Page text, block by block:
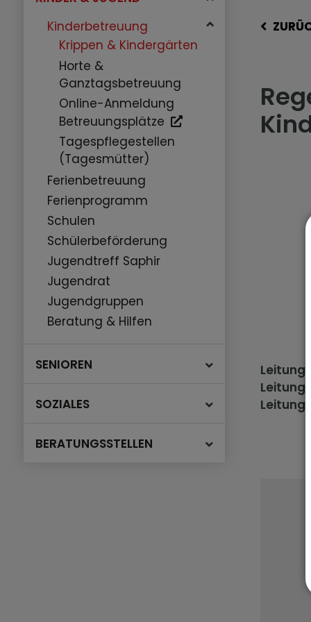
Kinderbetreuung
Krippen & Kindergärten
Horte &
Ganztagsbetreuung
Online-Anmeldung
Betreuungsplätze
Tagespflegestellen
(Tagesmütter)
Ferienbetreuung
Ferienprogramm
Schulen
Schülerbeförderung
Jugendtreff Saphir
Jugendrat
Jugendgruppen
Beratung & Hilfen
SENIOREN
SOZIALES
BERATUNGSSTELLEN
Leitung
Leitung
Leitung